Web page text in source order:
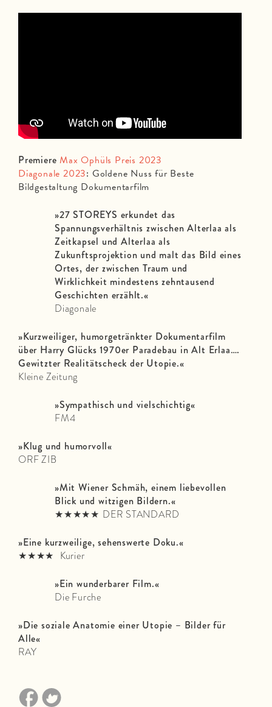
Premiere Max Ophüls Preis 2023
Diagonale 2023: Goldene Nuss für Beste
Bildgestaltung Dokumentarfilm
»27 STOREYS erkundet das
Spannungsverhältnis zwischen Alterlaa als
Zeitkapsel und Alterlaa als
Zukunftsprojektion und malt das Bild eines
Ortes, der zwischen Traum und
Wirklichkeit mindestens zehntausend
Geschichten erzählt.«
Diagonale
»Kurzweiliger, humorgetränkter Dokumentarfilm
über Harry Glücks 1970er Paradebau in Alt Erlaa….
Gewitzter Realitätscheck der Utopie.«
Kleine Zeitung
»Sympathisch und vielschichtig«
FM4
»Klug und humorvoll«
ORF ZIB
»Mit Wiener Schmäh, einem liebevollen
Blick und witzigen Bildern.«
★★★★★ DER STANDARD
»Eine kurzweilige, sehenswerte Doku.«
★★★★ Kurier
»Ein wunderbarer Film.«
Die Furche
»Die soziale Anatomie einer Utopie – Bilder für
Alle«
RAY